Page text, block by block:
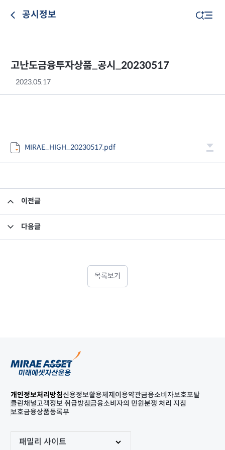
공시정보
고난도금융투자상품_공시_20230517
2023.05.17
MIRAE_HIGH_20230517.pdf
이전글
다음글
목록보기
개인정보처리방침신용정보활용체제 이용약관금융소비자보호포탈
클린채널고객정보 취급방침금융소비자의 민원분쟁 처리 지침
보호금융상품등록부
패밀리 사이트